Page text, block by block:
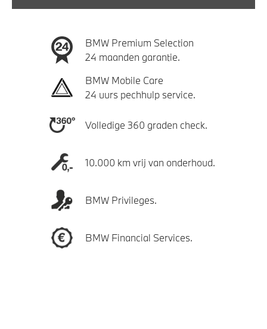
BMW Premium Selection
24 maanden garantie.
BMW Mobile Care
24 uurs pechhulp service.
Volledige 360 graden check.
10.000 km vrij van onderhoud.
BMW Privileges.
BMW Financial Services.